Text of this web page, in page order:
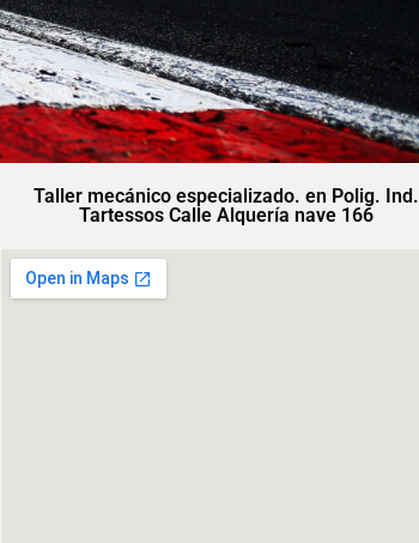
Taller mecánico especializado. en Polig. Ind.
Tartessos Calle Alquería nave 166